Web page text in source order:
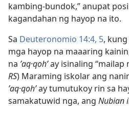
kambing-bundok,” anupat
kagandahan ng hayop na ito.
Sa Deuteronomio 14:4, 5,
mga hayop na maaaring
na ʼaq·qohʹay isinaling “mailap
RS) Maraming iskolar ang
ʼaq·qohʹay tumutukoy rin sa
samakatuwid nga, ang Nubian